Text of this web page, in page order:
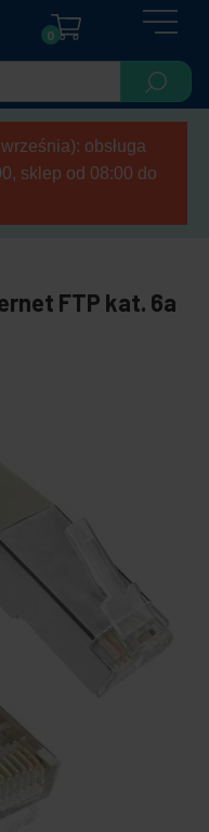
0
obsługa
sklep od 08:00 do
FTP kat. 6a